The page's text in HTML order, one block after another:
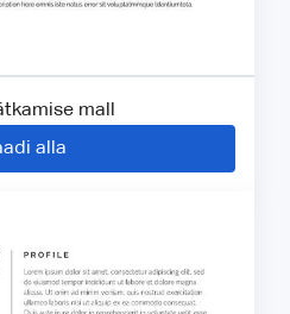
mall
alla